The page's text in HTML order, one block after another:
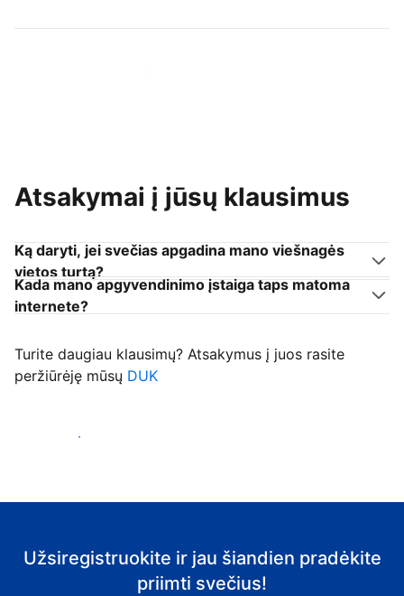
Prisijungti prie panašių šeimininkų
Atsakymai į jūsų klausimus
Ką daryti, jei svečias apgadina mano viešnagės
vietos turtą?
Kada mano apgyvendinimo įstaiga taps matoma
internete?
Turite daugiau klausimų? Atsakymus į juos rasite
peržiūrėję mūsų DUK
Priimti svečius
Užsiregistruokite ir jau šiandien pradėkite
priimti svečius!